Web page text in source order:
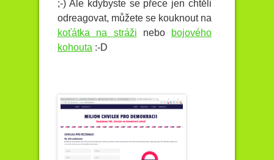
;-) Ale kdybyste se přece jen chtěli
odreagovat, můžete se kouknout na
koťátka na stráži nebo
bojového
kohouta :-D